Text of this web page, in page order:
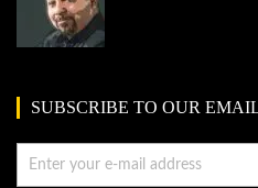
SUBSCRIBE TO OUR